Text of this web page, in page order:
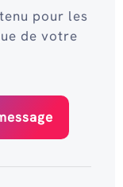
pour les
de votre